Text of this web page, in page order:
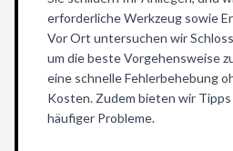
erforderliche Werkzeug sowie
Vor Ort untersuchen wir
um die beste Vorgehensweise
eine schnelle Fehlerbehebung
Kosten. Zudem bieten wir
häufiger Probleme.